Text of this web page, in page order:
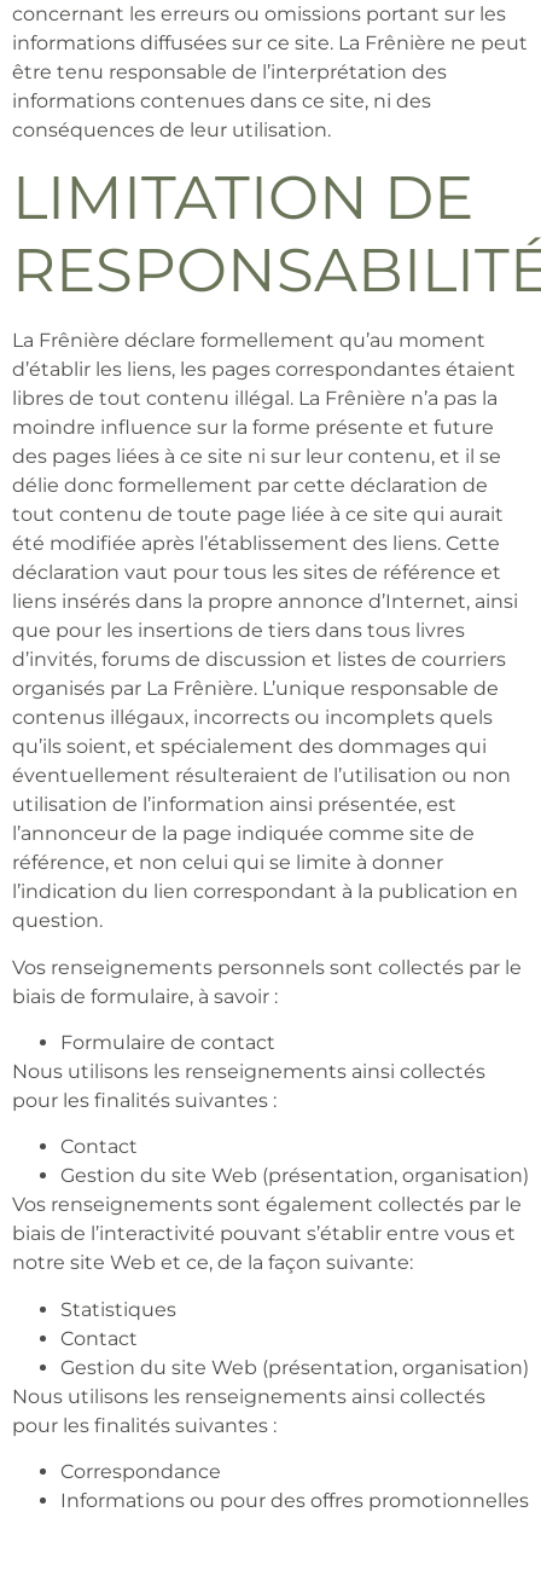
concernant les erreurs ou omissions portant sur les
informations diffusées sur ce site. La Frênière ne peut
être tenu responsable de l’interprétation des
informations contenues dans ce site, ni des
conséquences de leur utilisation.
LIMITATION DE
La Frênière déclare formellement qu’au moment
d’établir les liens, les pages correspondantes étaient
libres de tout contenu illégal. La Frênière n’a pas la
moindre influence sur la forme présente et future
des pages liées à ce site ni sur leur contenu, et il se
délie donc formellement par cette déclaration de
tout contenu de toute page liée à ce site qui aurait
été modifiée après l’établissement des liens. Cette
déclaration vaut pour tous les sites de référence et
liens insérés dans la propre annonce d’Internet, ainsi
que pour les insertions de tiers dans tous livres
d’invités, forums de discussion et listes de courriers
organisés par La Frênière. L’unique responsable de
contenus illégaux, incorrects ou incomplets quels
qu’ils soient, et spécialement des dommages qui
éventuellement résulteraient de l’utilisation ou non
utilisation de l’information ainsi présentée, est
l’annonceur de la page indiquée comme site de
référence, et non celui qui se limite à donner
l’indication du lien correspondant à la publication en
question.
Vos renseignements personnels sont collectés par le
biais de formulaire, à savoir :
Formulaire de contact
Nous utilisons les renseignements ainsi collectés
pour les finalités suivantes :
Contact
Gestion du site Web (présentation, organisation)
Vos renseignements sont également collectés par le
biais de l’interactivité pouvant s’établir entre vous et
notre site Web et ce, de la façon suivante:
Statistiques
Contact
Gestion du site Web (présentation, organisation)
Nous utilisons les renseignements ainsi collectés
pour les finalités suivantes :
Correspondance
Informations ou pour des offres promotionnelles